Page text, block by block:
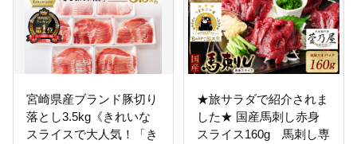
宮崎県産ブランド豚切り
落とし3.5kg《きれいな
スライスで大人気！「き
★旅サラダで紹介されま
した★ 国産馬刺し赤身
スライス160g 馬刺し専